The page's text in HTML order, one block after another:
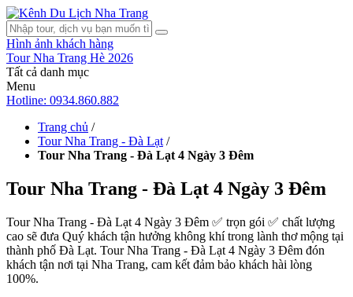
Hình ảnh khách hàng
Tour Nha Trang Hè 2026
Tất cả danh mục
Menu
Hotline: 0934.860.882
Trang chủ /
Tour Nha Trang - Đà Lạt /
Tour Nha Trang - Đà Lạt 4 Ngày 3 Đêm
Tour Nha Trang - Đà Lạt 4 Ngày 3 Đêm
Tour Nha Trang - Đà Lạt 4 Ngày 3 Đêm ✅ trọn gói ✅ chất lượng
cao sẽ đưa Quý khách tận hưởng không khí trong lành thơ mộng tại
thành phố Đà Lạt. Tour Nha Trang - Đà Lạt 4 Ngày 3 Đêm đón
khách tận nơi tại Nha Trang, cam kết đảm bảo khách hài lòng
100%.